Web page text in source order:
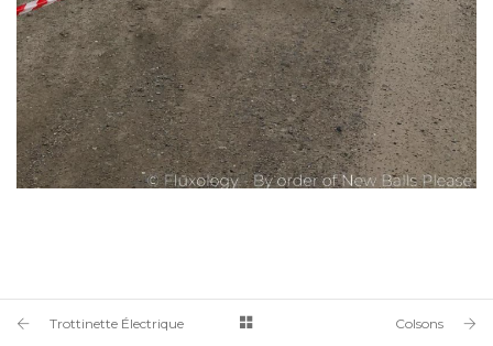
Trottinette Électrique Colsons